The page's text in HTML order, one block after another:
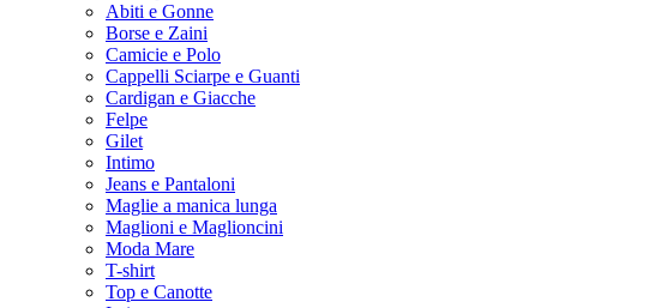
Abiti e Gonne
Borse e Zaini
Camicie e Polo
Cappelli Sciarpe e Guanti
Cardigan e Giacche
Felpe
Gilet
Intimo
Jeans e Pantaloni
Maglie a manica lunga
Maglioni e Maglioncini
Moda Mare
T-shirt
Top e Canotte